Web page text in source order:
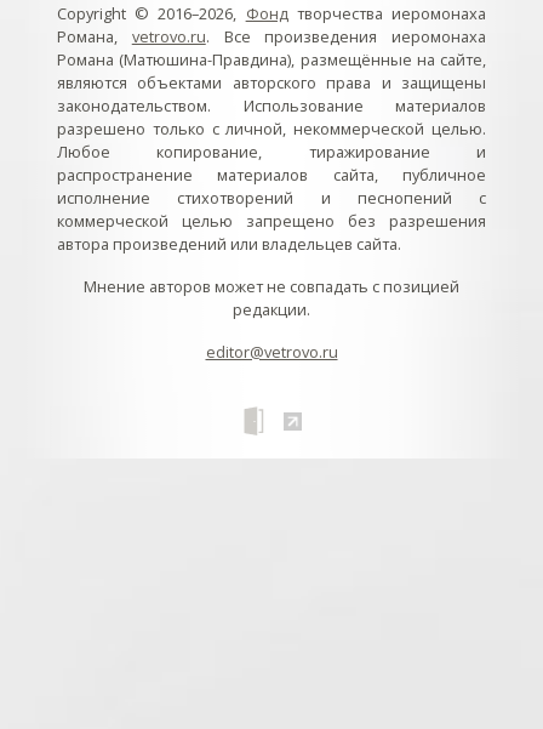
Copyright © 2016–2026, Фондтворчества иеромонаха
Романа, vetrovo.ru. Все произведения иеромонаха
Романа (Матюшина-Правдина), размещённые на сайте,
являются объектами авторского права и защищены
законодательством. Использование материалов
разрешено только с личной, некоммерческой целью.
Любое копирование, тиражирование и
распространение материалов сайта, публичное
исполнение стихотворений и песнопений с
коммерческой целью запрещено без разрешения
автора произведений или владельцев сайта.
Мнение авторов может не совпадать с позицией
редакции.
editor@vetrovo.ru